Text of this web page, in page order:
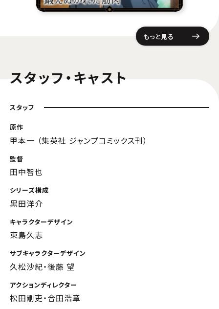
もっと見る
スタッフ・キャスト
スタッフ
原作
甲本一 （集英社 ジャンプコミックス刊）
監督
田中智也
シリーズ構成
黒田洋介
キャラクターデザイン
東島久志
サブキャラクターデザイン
久松沙紀・後藤 望
アクションディレクター
松田剛吏・合田浩章